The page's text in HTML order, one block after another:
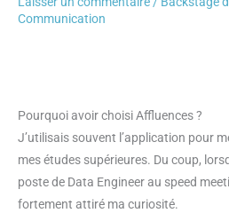
Communication
Pourquoi avoir choisi Affluences ?
J’utilisais souvent l’application pour
mes études supérieures. Du coup,
poste de Data Engineer au speed
fortement attiré ma curiosité.